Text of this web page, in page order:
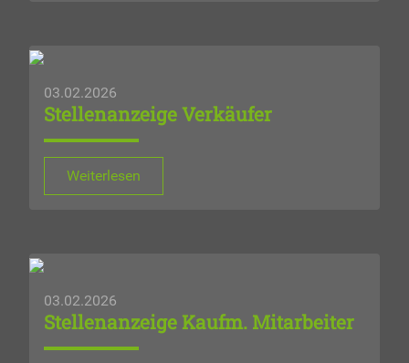
03.02.2026
Stellenanzeige Verkäufer
Weiterlesen
03.02.2026
Stellenanzeige Kaufm. Mitarbeiter